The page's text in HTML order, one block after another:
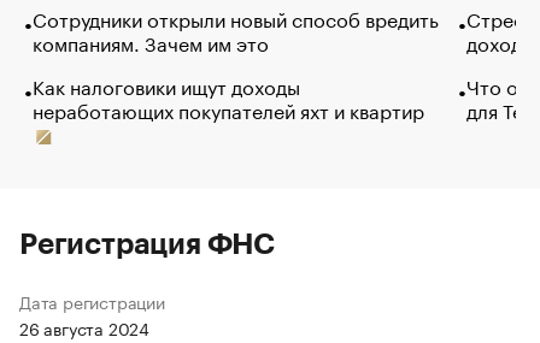
Сотрудники открыли новый способ вредить
компаниям. Зачем им это
Как налоговики ищут доходы
неработающих покупателей яхт и квартир
Что
для
Регистрация ФНС
Дата регистрации
26 августа 2024